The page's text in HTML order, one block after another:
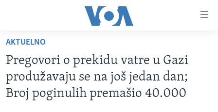
glavni
sadržaj
na
glavnu
VIDEO
FOTOGRAFIJE DANA
VIJESTI
AKTUELNO
Pregovori o prekidu vatre u Gazi
produžavaju se na još jedan dan;
Broj poginulih premašio 40.000